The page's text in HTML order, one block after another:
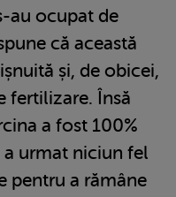
au ocupat de
că această
și, de obicei,
fertilizare. Însă
a fost 100%
urmat niciun fel
pentru a rămâne